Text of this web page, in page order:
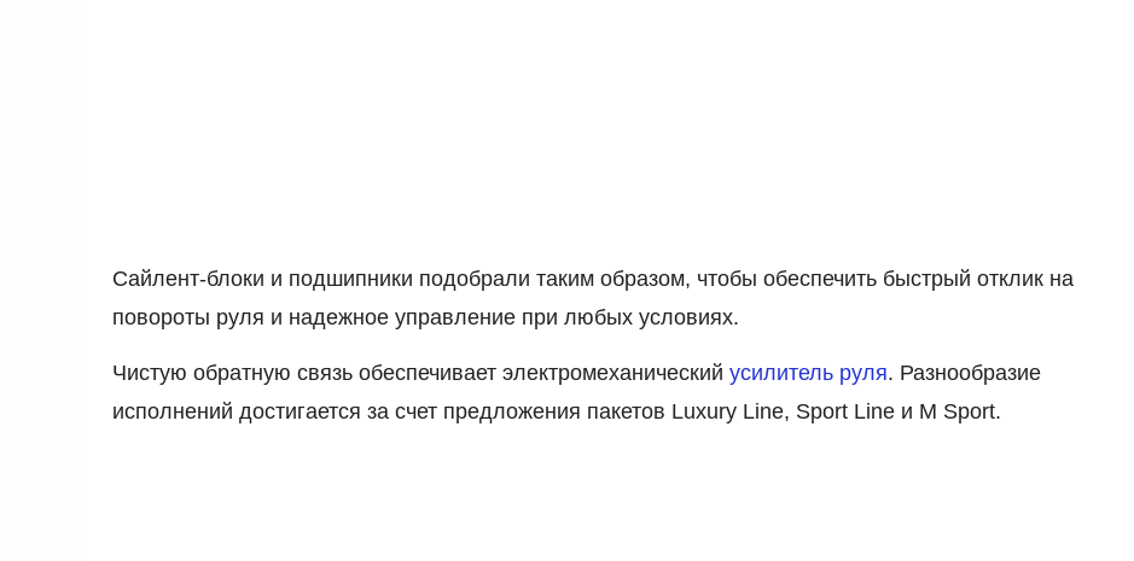
Сайлент-блоки и подшипники подобрали таким образом, чтобы обеспечить быстрый отклик на
повороты руля и надежное управление при любых условиях.
Чистую обратную связь обеспечивает электромеханический усилитель руля. Разнообразие
исполнений достигается за счет предложения пакетов Luxury Line, Sport Line и M Sport.